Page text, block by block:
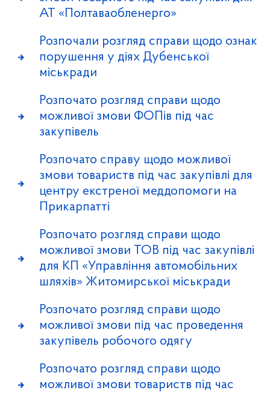
АТ «Полтаваобленерго»
Розпочали розгляд справи щодо ознак
порушення у діях Дубенської
міськради
Розпочато розгляд справи щодо
можливої змови ФОПів під час
закупівель
Розпочато справу щодо можливої
змови товариств під час закупівлі для
центру екстреної меддопомоги на
Прикарпатті
Розпочато розгляд справи щодо
можливої змови ТОВ під час закупівлі
для КП «Управління автомобільних
шляхів» Житомирської міськради
Розпочато розгляд справи щодо
можливої змови під час проведення
закупівель робочого одягу
Розпочато розгляд справи щодо
можливої змови товариств під час